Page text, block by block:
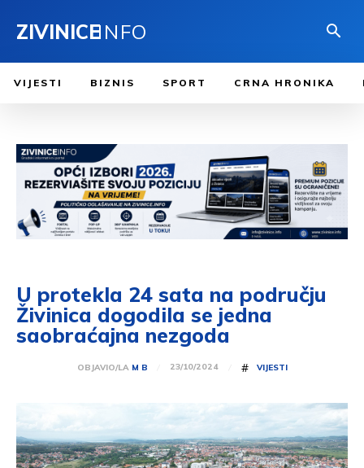
ZIVINICEINFO
VIJESTI BIZNIS SPORT CRNA HRONIKA
U protekla 24 sata na području
Živinica dogodila se jedna
saobraćajna nezgoda
OBJAVIO/LA M B 23/10/2024 # VIJESTI